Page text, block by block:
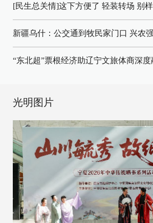
[民生总关情]这下方便了 轻装转场 别
新疆乌什：公交通到牧民家门口 兴农
“东北超”票根经济助辽宁文旅体商深度
光明图片